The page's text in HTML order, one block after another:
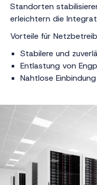
Standorten
erleichtern die
Vorteile für
Stabilere und
Entlastung von
Nahtlose